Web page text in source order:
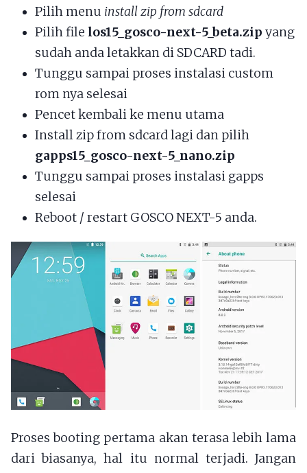
Pilih menu install zip from sdcard
Pilih file los15_gosco-next-5_beta.zip yang
sudah anda letakkan di SDCARD tadi.
Tunggu sampai proses instalasi custom
rom nya selesai
Pencet kembali ke menu utama
Install zip from sdcard lagi dan pilih
gapps15_gosco-next-5_nano.zip
Tunggu sampai proses instalasi gapps
selesai
Reboot / restart GOSCO NEXT-5 anda.
Proses booting pertama akan terasa lebih lama
dari biasanya, hal itu normal terjadi. Jangan